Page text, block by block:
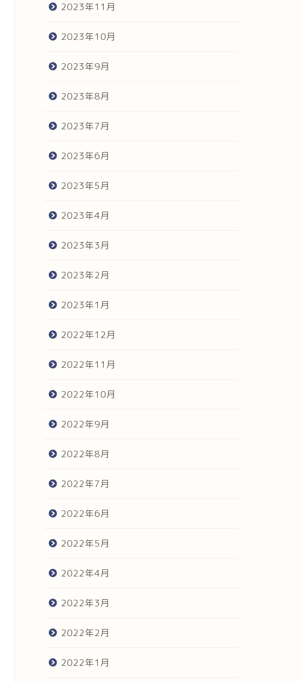
2023年11月
2023年10月
2023年9月
2023年8月
2023年7月
2023年6月
2023年5月
2023年4月
2023年3月
2023年2月
2023年1月
2022年12月
2022年11月
2022年10月
2022年9月
2022年8月
2022年7月
2022年6月
2022年5月
2022年4月
2022年3月
2022年2月
2022年1月